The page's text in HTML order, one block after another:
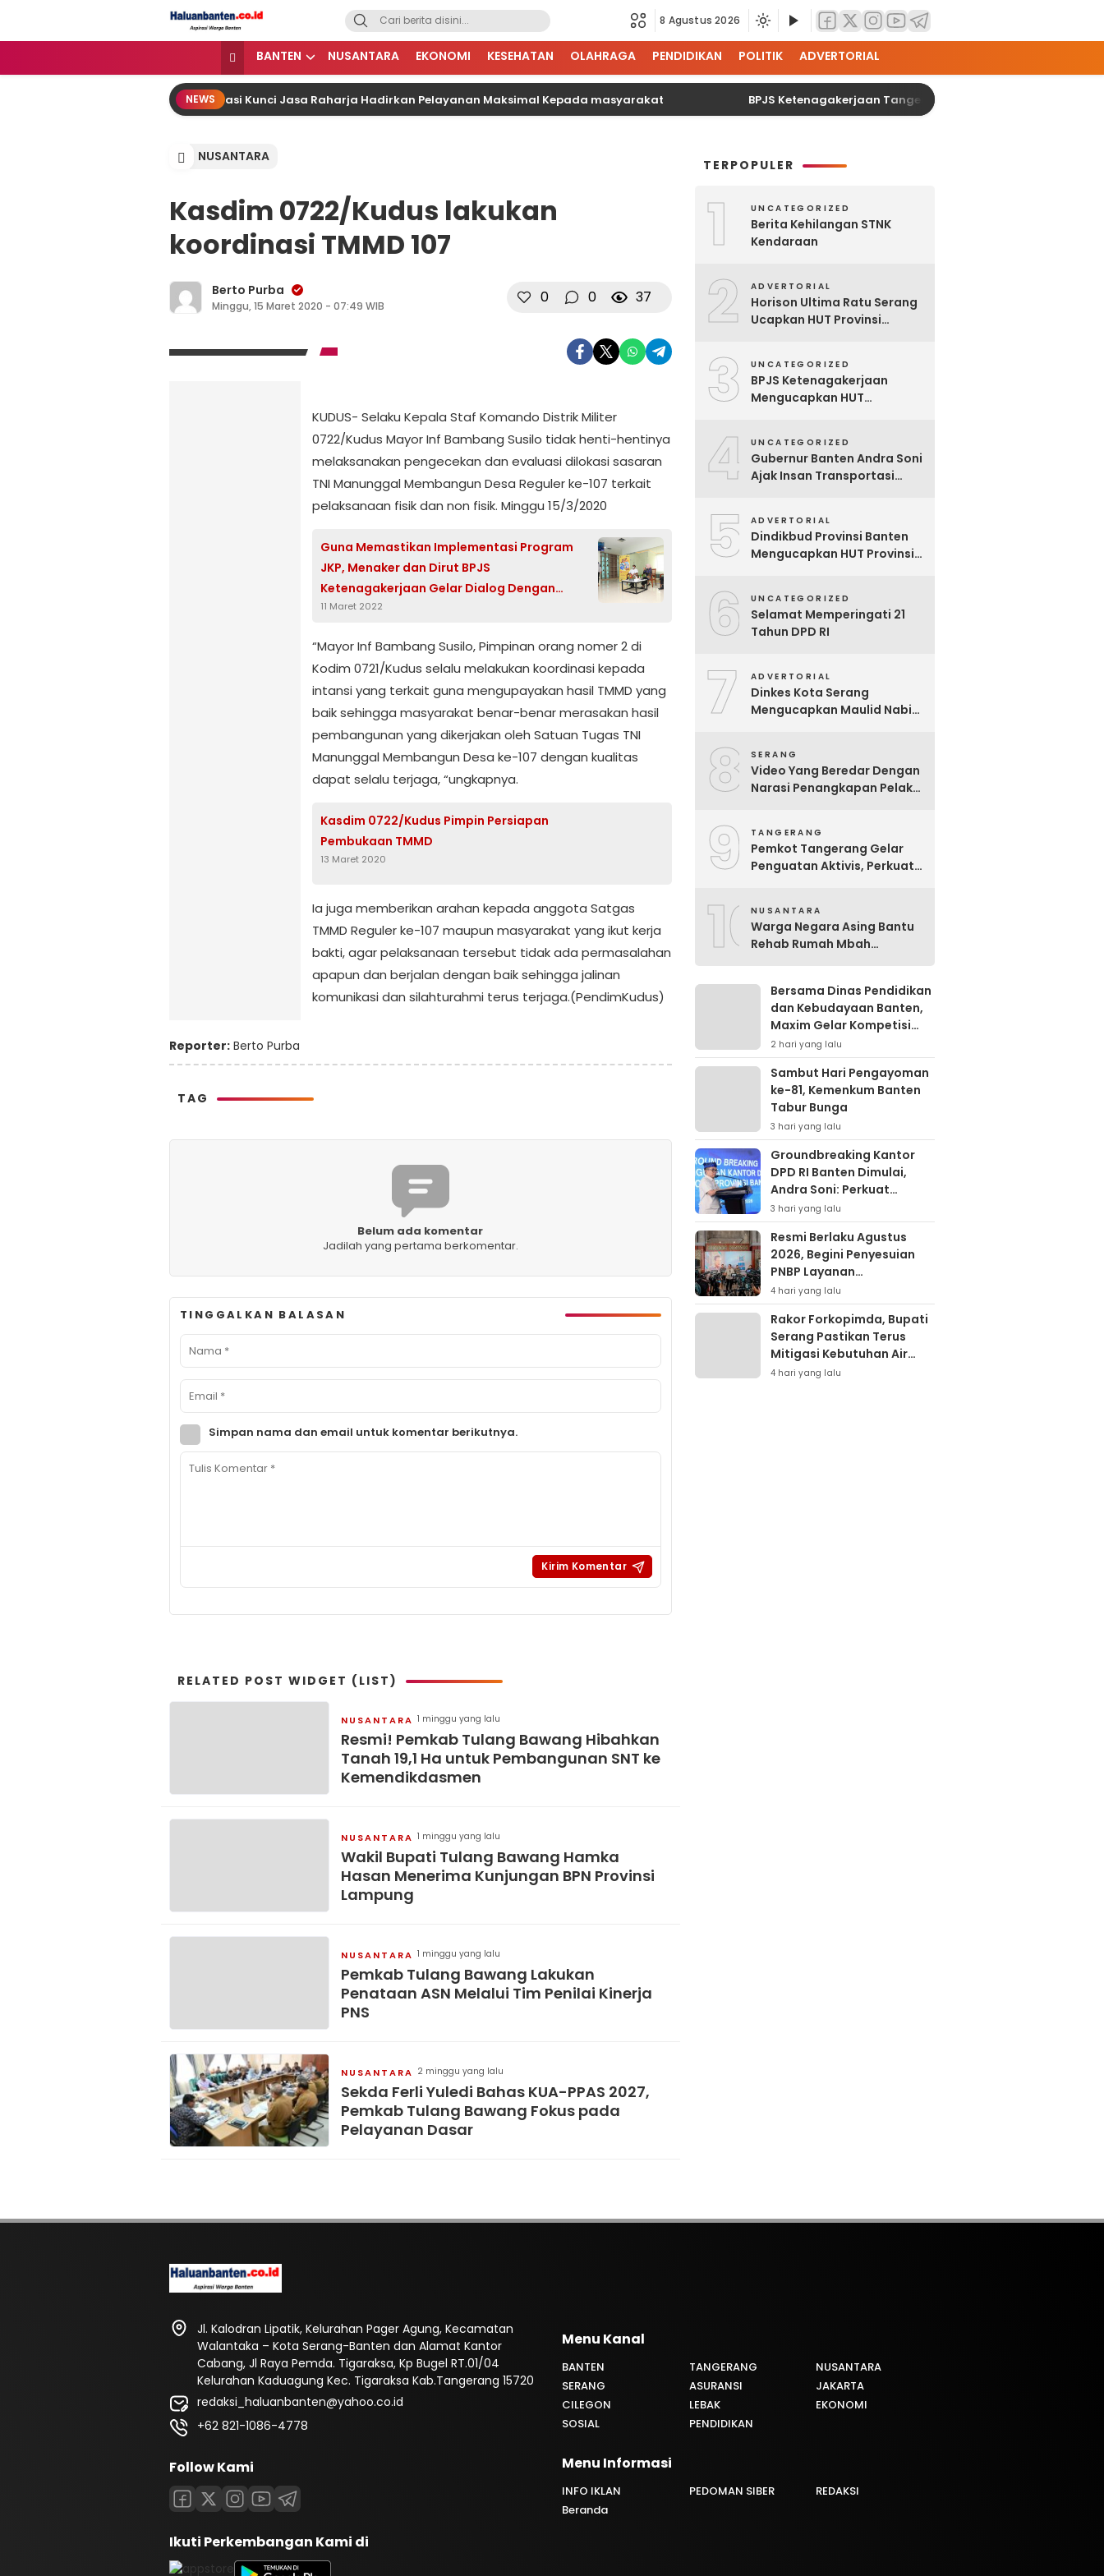
konten
Haluan Banten
Aspirasi Warga Banten
8 Agustus 2026
BANTEN NUSANTARA EKONOMI KESEHATAN OLAHRAGA PENDIDIKAN POLITIK ADVERTORIAL
NEWS
Awaluddin: Ekosistem Terintegrasi Kunci Jasa Raharja Hadirkan Pelayanan Maksimal Kepada masyarakat BPJS Ketenagakerjaan Tangerang Cikokol Dorong Kemandirian
NUSANTARA
Kasdim 0722/Kudus lakukan
koordinasi TMMD 107
Berto Purba
Minggu, 15 Maret 2020 - 07:49 WIB 0 0 37
KUDUS- Selaku Kepala Staf Komando Distrik Militer
0722/Kudus Mayor Inf Bambang Susilo tidak henti-hentinya
melaksanakan pengecekan dan evaluasi dilokasi sasaran
TNI Manunggal Membangun Desa Reguler ke-107 terkait
pelaksanaan fisik dan non fisik. Minggu 15/3/2020
Guna Memastikan Implementasi Program
JKP, Menaker dan Dirut BPJS
Ketenagakerjaan Gelar Dialog Dengan
Peserta
11 Maret 2022
“Mayor Inf Bambang Susilo, Pimpinan orang nomer 2 di
Kodim 0721/Kudus selalu melakukan koordinasi kepada
intansi yang terkait guna mengupayakan hasil TMMD yang
baik sehingga masyarakat benar-benar merasakan hasil
pembangunan yang dikerjakan oleh Satuan Tugas TNI
Manunggal Membangun Desa ke-107 dengan kualitas
dapat selalu terjaga, “ungkapnya.
Kasdim 0722/Kudus Pimpin Persiapan
Pembukaan TMMD
13 Maret 2020
Ia juga memberikan arahan kepada anggota Satgas
TMMD Reguler ke-107 maupun masyarakat yang ikut kerja
bakti, agar pelaksanaan tersebut tidak ada permasalahan
apapun dan berjalan dengan baik sehingga jalinan
komunikasi dan silahturahmi terus terjaga.(PendimKudus)
Reporter: Berto Purba
TAG
Belum ada komentar
Jadilah yang pertama berkomentar.
TINGGALKAN BALASAN
Simpan nama dan email untuk komentar berikutnya.
RELATED POST WIDGET (LIST)
NUSANTARA 1 minggu yang lalu
Resmi! Pemkab Tulang Bawang Hibahkan
Tanah 19,1 Ha untuk Pembangunan SNT ke
Kemendikdasmen
NUSANTARA 1 minggu yang lalu
Wakil Bupati Tulang Bawang Hamka
Hasan Menerima Kunjungan BPN Provinsi
Lampung
NUSANTARA 1 minggu yang lalu
Pemkab Tulang Bawang Lakukan
Penataan ASN Melalui Tim Penilai Kinerja
PNS
NUSANTARA 2 minggu yang lalu
Sekda Ferli Yuledi Bahas KUA-PPAS 2027,
Pemkab Tulang Bawang Fokus pada
Pelayanan Dasar
TERPOPULER
1 UNCATEGORIZED
Berita Kehilangan STNK
Kendaraan
2 ADVERTORIAL
Horison Ultima Ratu Serang
Ucapkan HUT Provinsi
3 UNCATEGORIZED
BPJS Ketenagakerjaan
Mengucapkan HUT
4 UNCATEGORIZED
Gubernur Banten Andra Soni
Ajak Insan Transportasi
5 ADVERTORIAL
Dindikbud Provinsi Banten
Mengucapkan HUT Provinsi
6 UNCATEGORIZED
Selamat Memperingati 21
Tahun DPD RI
7 ADVERTORIAL
Dinkes Kota Serang
Mengucapkan Maulid Nabi
8 SERANG
Video Yang Beredar Dengan
Narasi Penangkapan Pelaku
Tempat Tinggal Santri
Adalah Hoak
9 TANGERANG
Pemkot Tangerang Gelar
Penguatan Aktivis, Perkuat
10NUSANTARA
Warga Negara Asing Bantu
Rehab Rumah Mbah
Bersama Dinas Pendidikan
dan Kebudayaan Banten,
Maxim Gelar Kompetisi
Cerdas Cermat Perdana di
Kota Serang
2 hari yang lalu
Sambut Hari Pengayoman
ke-81, Kemenkum Banten
Tabur Bunga
3 hari yang lalu
Groundbreaking Kantor
DPD RI Banten Dimulai,
Andra Soni: Perkuat
Aspirasi Daerah ke Pusat
3 hari yang lalu
Resmi Berlaku Agustus
2026, Begini Penyesuian
PNBP Layanan
Kementerian Hukum
4 hari yang lalu
Rakor Forkopimda, Bupati
Serang Pastikan Terus
Mitigasi Kebutuhan Air
Bersih Warga Dampak
4 hari yang lalu
Jl. Kalodran Lipatik, Kelurahan Pager Agung, Kecamatan
Walantaka – Kota Serang-Banten dan Alamat Kantor
Cabang, Jl Raya Pemda. Tigaraksa, Kp Bugel RT.01/04
Kelurahan Kaduagung Kec. Tigaraksa Kab.Tangerang 15720
redaksi_haluanbanten@yahoo.co.id
+62 821-1086-4778
Follow Kami
Ikuti Perkembangan Kami di
Menu Kanal
BANTEN TANGERANG
NUSANTARA
SERANG
ASURANSI
JAKARTA
CILEGON
LEBAK
EKONOMI
SOSIAL
PENDIDIKAN
Menu Informasi
INFO IKLAN PEDOMAN SIBER
REDAKSI
Beranda